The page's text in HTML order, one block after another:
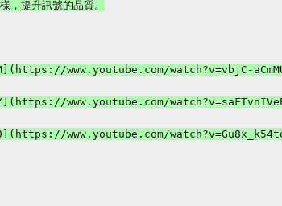
提升訊號的品質。
www.youtube.com/watch?v=vbjC-
www.youtube.com/
www.youtube.com/